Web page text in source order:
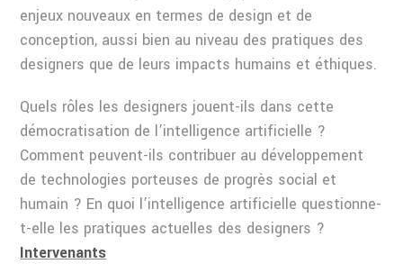
enjeux nouveaux en termes de design et de
conception, aussi bien au niveau des pratiques des
designers que de leurs impacts humains et éthiques.
Quels rôles les designers jouent-ils dans cette
démocratisation de l’intelligence artificielle ?
Comment peuvent-ils contribuer au développement
de technologies porteuses de progrès social et
humain ? En quoi l’intelligence artificielle questionne-
t-elle les pratiques actuelles des designers ?
Intervenants​